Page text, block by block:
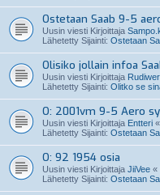
Ostetaan Saab 9-5
Uusin viesti Kirjoittaja
Lähetetty Sijainti: Ostetaan
Olisiko jollain infoa
Uusin viesti Kirjoittaja
Lähetetty Sijainti: Olitko se
O: 2001vm 9-5 Aero
Uusin viesti Kirjoittaja Entteri «
Lähetetty Sijainti: Ostetaan
O: 92 1954 osia
Uusin viesti Kirjoittaja JiiVee «
Lähetetty Sijainti: Ostetaan